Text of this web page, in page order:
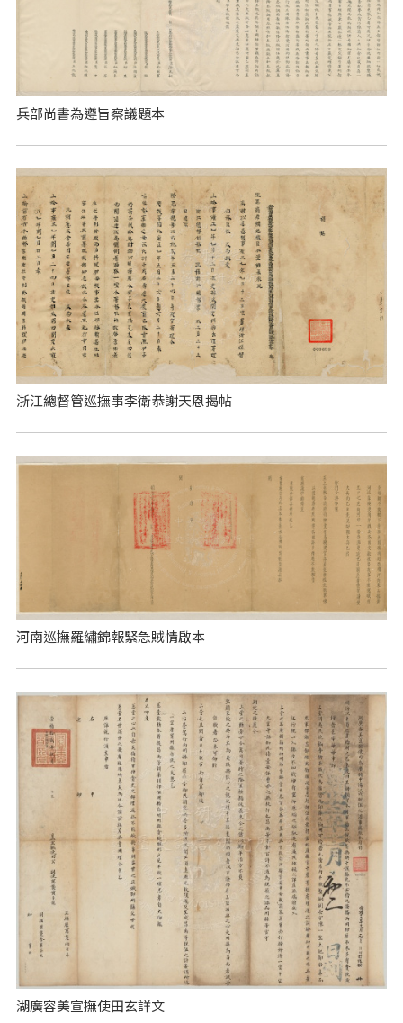
兵部尚書為遵旨察議題本
浙江總督管巡撫事李衛恭謝天恩揭帖
河南巡撫羅繡錦報緊急賊情啟本
湖廣容美宣撫使田玄詳文